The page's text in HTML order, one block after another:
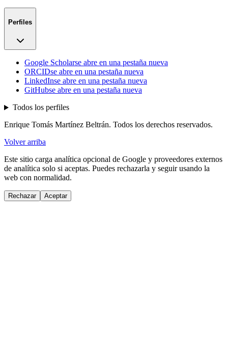
Perfiles
Google Scholarse abre en una pestaña nueva
ORCIDse abre en una pestaña nueva
LinkedInse abre en una pestaña nueva
GitHubse abre en una pestaña nueva
Todos los perfiles
Enrique Tomás Martínez Beltrán. Todos los derechos reservados.
Volver arriba
Este sitio carga analítica opcional de Google y proveedores externos
de analítica solo si aceptas. Puedes rechazarla y seguir usando la
web con normalidad.
Rechazar Aceptar